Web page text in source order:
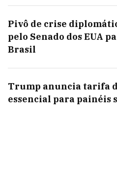
Pivô de crise
pelo Senado dos EUA
Brasil
Trump anuncia tarifa
essencial para painéis